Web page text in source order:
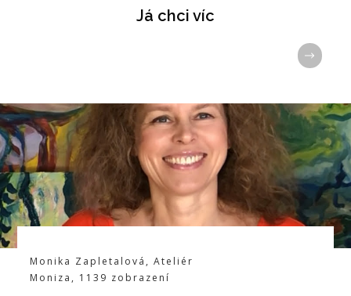
Já chci víc
Monika Zapletalová ,Ateliér
Moniza , 1139 zobrazení